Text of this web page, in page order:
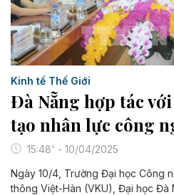
Kinh tế Thế Giới
Đà Nẵng hợp tác
tạo nhân lực công
15:48' - 10/04/2025
Ngày 10/4, Trường Đại học Công
thông Việt-Hàn (VKU), Đại học Đà